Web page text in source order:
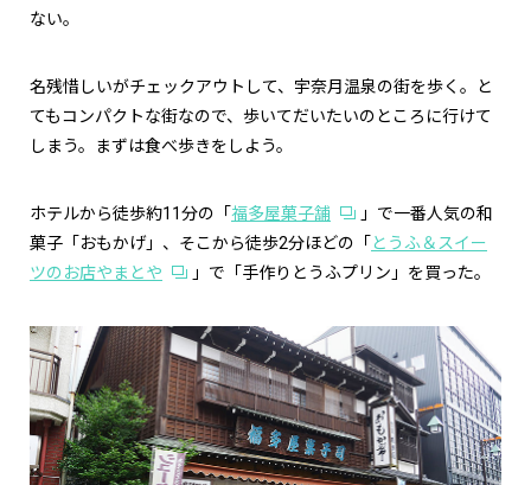
ない。
名残惜しいがチェックアウトして、宇奈月温泉の街を歩く。と
てもコンパクトな街なので、歩いてだいたいのところに行けて
しまう。まずは食べ歩きをしよう。
ホテルから徒歩約11分の「 福多屋菓子舗
」で一番人気の和
菓子「おもかげ」、そこから徒歩2分ほどの「 とうふ＆スイー
ツのお店やまとや
」で「手作りとうふプリン」を買った。